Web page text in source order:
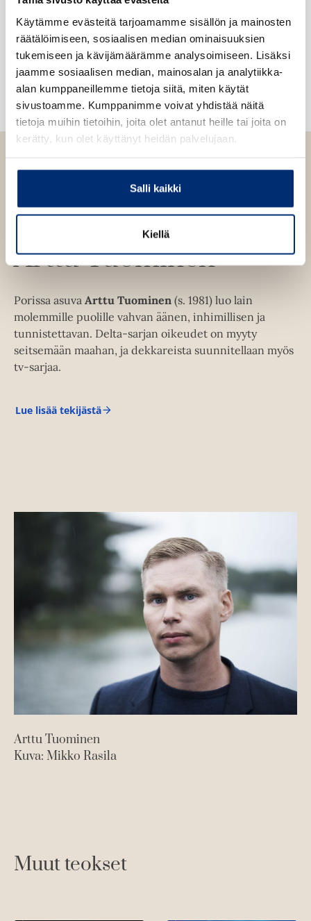
Käytämme evästeitä tarjoamamme sisällön ja mainosten
räätälöimiseen, sosiaalisen median ominaisuuksien
tukemiseen ja kävijämäärämme analysoimiseen. Lisäksi
jaamme sosiaalisen median, mainosalan ja analytiikka-
alan kumppaneillemme tietoja siitä, miten käytät
sivustoamme. Kumppanimme voivat yhdistää näitä
tietoja muihin tietoihin, joita olet antanut heille tai joita on
kerätty, kun olet käyttänyt heidän palvelujaan.
Salli kaikki
Kiellä
e
h
t
e
e
n
l
e
h
t
e
e
n
i
l
e
h
t
e
e
n
v
ä
l
i
l
e
h
t
e
n
Helsingin Sanomat
Arttu Tuominen
Porissa asuva Arttu Tuominen (s. 1981) luo lain
molemmille puolille vahvan äänen, inhimillisen ja
tunnistettavan. Delta-sarjan oikeudet on myyty
seitsemään maahan, ja dekkareista suunnitellaan myös
tv-sarjaa.
Lue lisää tekijästä
A
m
Arttu Tuominen
Kuva: Mikko Rasila
Muut teokset